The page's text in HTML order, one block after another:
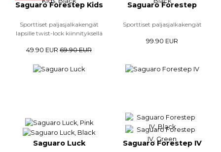
Saguaro Forestep Kids
Sporttiset paljasjalkakengät
lapsille twist-lock kiinnityksellä
49.90 EUR 69.90 EUR
Saguaro Forestep
Sporttiset paljasjalkakengät
99.90 EUR
Saguaro Luck Saguaro Forestep IV